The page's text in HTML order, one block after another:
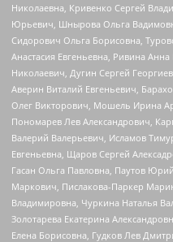
Николаевна, Кривенко Сергей
Юрьевич, Шнырова Ольга
Сидорович Ольга Борисовна,
Анастасия Евгеньевна, Ривина
Николаевич, Дугин Сергей
Аверин Виталий Евгеньевич,
Олег Викторович, Мошель Ирина
Пономарев Лев Александрович,
Валерий Валерьевич, Исламов
Евгеньевна, Щаров Сергей
Гасан Ольга Павловна, Паутов
Маркович, Пислакова-Паркер
Владимировна, Чуркина Наталья
Золотарева Екатерина
Елена Борисовна, Гудков Лев